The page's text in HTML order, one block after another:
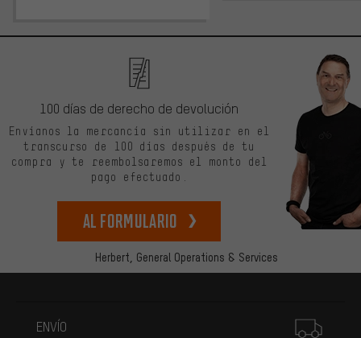
Herbert, General Operations & Services
100 días de derecho de devolución
Envíanos la mercancía sin utilizar en el
transcurso de 100 días después de tu
compra y te reembolsaremos el monto del
pago efectuado.
Al formulario
ENVÍO